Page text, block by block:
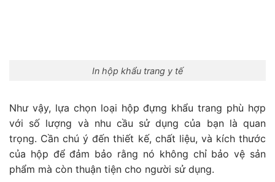
In hộp khẩu trang y tế
Như vậy, lựa chọn loại hộp đựng khẩu trang phù hợp
với số lượng và nhu cầu sử dụng của bạn là quan
trọng. Cần chú ý đến thiết kế, chất liệu, và kích thước
của hộp để đảm bảo rằng nó không chỉ bảo vệ sản
phẩm mà còn thuận tiện cho người sử dụng.